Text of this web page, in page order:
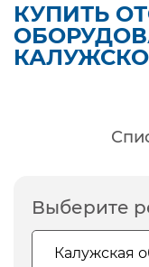
КУПИТЬ
Выберите